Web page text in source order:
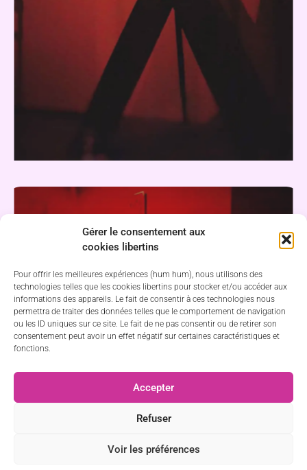
Gérer le consentement aux
cookies libertins
Pour offrir les meilleures expériences (hum hum), nous utilisons des
technologies telles que les cookies libertins pour stocker et/ou accéder aux
informations des appareils. Le fait de consentir à ces technologies nous
permettra de traiter des données telles que le comportement de navigation
ou les ID uniques sur ce site. Le fait de ne pas consentir ou de retirer son
consentement peut avoir un effet négatif sur certaines caractéristiques et
fonctions.
Accepter
Refuser
Voir les préférences